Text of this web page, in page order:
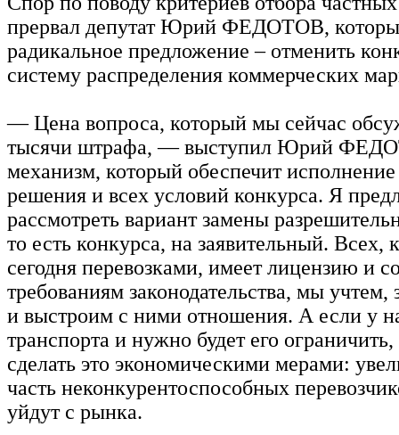
прервал депутат Юрий ФЕДОТОВ,
радикальное предложение – отменить
систему распределения коммерческих
— Цена вопроса, который мы сейчас
тысячи штрафа, — выступил Юрий
механизм, который обеспечит
решения и всех условий конкурса. Я
рассмотреть вариант замены
то есть конкурса, на заявительный. Всех,
сегодня перевозками, имеет лицензию и
требованиям законодательства, мы учтем,
и выстроим с ними отношения. А если у
транспорта и нужно будет его
сделать это экономическими мерами:
часть неконкурентоспособных
уйдут с рынка.